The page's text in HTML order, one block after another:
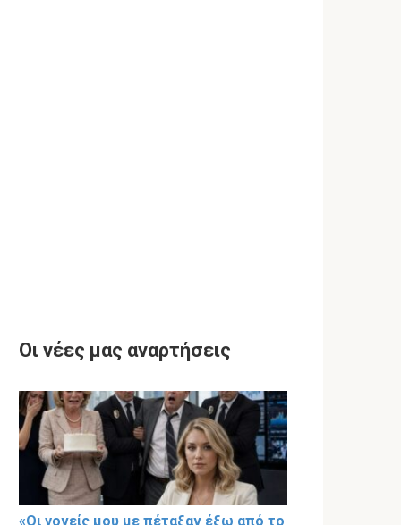
Οι νέες μας αναρτήσεις
«Οι γονείς μου με πέταξαν έξω από το